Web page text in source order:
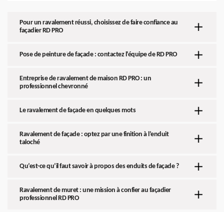
Pour un ravalement réussi, choisissez de faire confiance au
façadier RD PRO
Pose de peinture de façade : contactez l’équipe de RD PRO
Entreprise de ravalement de maison RD PRO : un
professionnel chevronné
Le ravalement de façade en quelques mots
Ravalement de façade : optez par une finition à l’enduit
taloché
Qu’est-ce qu’il faut savoir à propos des enduits de façade ?
Ravalement de muret : une mission à confier au façadier
professionnel RD PRO